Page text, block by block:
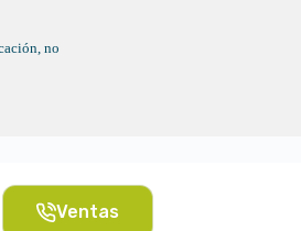
no
Ventas